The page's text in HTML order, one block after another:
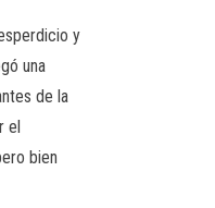
y
una
de la
el
bien